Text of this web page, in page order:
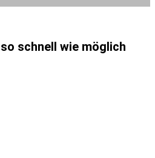
schnell wie möglich